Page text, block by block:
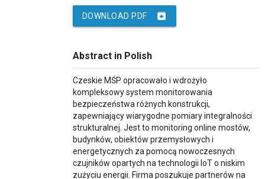
archive
DOWNLOAD PDF
Abstract in Polish
Czeskie MŚP opracowało i wdrożyło
kompleksowy system monitorowania
bezpieczeństwa różnych konstrukcji,
zapewniający wiarygodne pomiary integralności
strukturalnej. Jest to monitoring online mostów,
budynków, obiektów przemysłowych i
energetycznych za pomocą nowoczesnych
czujników opartych na technologii IoT o niskim
zużyciu energii. Firma poszukuje partnerów na